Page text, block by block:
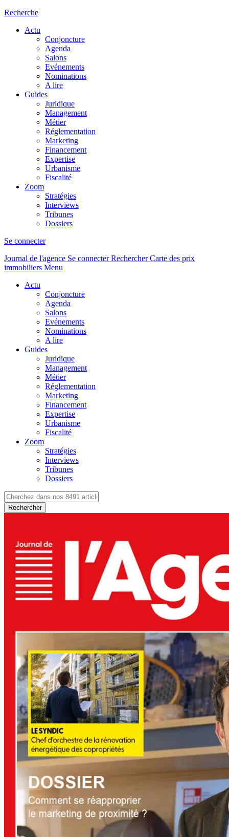
Recherche
Actu
Conjoncture
Agenda
Salons
Evénements
Nominations
A lire
Guides
Juridique
Management
Métier
Réglementation
Marketing
Financement
Expertise
Urbanisme
Fiscalité
Zoom
Stratégies
Interviews
Tribunes
Dossiers
Se connecter
Journal de l'agence Se connecterRechercher Carte des prix
immobiliers Menu
Actu
Conjoncture
Agenda
Salons
Evénements
Nominations
A lire
Guides
Juridique
Management
Métier
Réglementation
Marketing
Financement
Expertise
Urbanisme
Fiscalité
Zoom
Stratégies
Interviews
Tribunes
Dossiers
Rechercher